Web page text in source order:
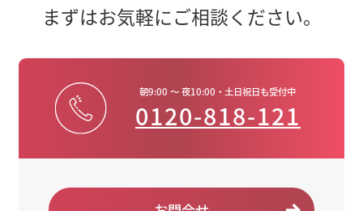
まずはお気軽にご相談ください。
朝9:00 ～ 夜10:00・土日祝日も受付中
0120-818-121